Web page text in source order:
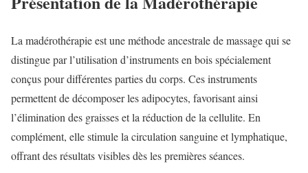
La madérothérapie est une méthode ancestrale de massage qui se
distingue par l’utilisation d’instruments en bois spécialement
conçus pour différentes parties du corps. Ces instruments
permettent de décomposer les adipocytes, favorisant ainsi
l’élimination des graisses et la réduction de la cellulite. En
complément, elle stimule la circulation sanguine et lymphatique,
offrant des résultats visibles dès les premières séances.